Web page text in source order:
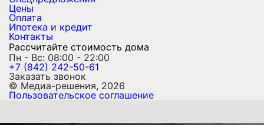
Цены
Оплата
Ипотека и кредит
Контакты
Рассчитайте стоимость дома
Пн - Вс: 08:00 - 22:00
+7 (842) 242-50-61
Заказать звонок
© Медиа-решения, 2026
Пользовательское соглашение